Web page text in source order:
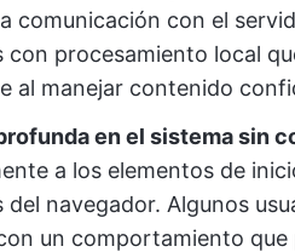
comunicación con el
con procesamiento local
al manejar contenido
en el sistema sin
a los elementos de
del navegador. Algunos
un comportamiento